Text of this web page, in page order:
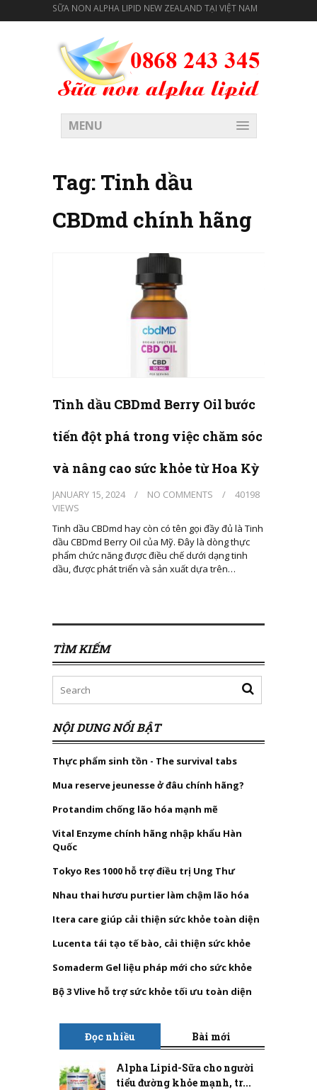
SỮA NON ALPHA LIPID NEW ZEALAND TẠI VIỆT NAM
MENU
Tag: Tinh dầu
CBDmd chính hãng
Tinh dầu CBDmd Berry Oil bước
tiến đột phá trong việc chăm sóc
và nâng cao sức khỏe từ Hoa Kỳ
JANUARY 15, 2024 / NO COMMENTS /
40198
VIEWS
Tinh dầu CBDmd hay còn có tên gọi đầy đủ là Tinh
dầu CBDmd Berry Oil của Mỹ. Đây là dòng thực
phẩm chức năng được điều chế dưới dạng tinh
dầu, được phát triển và sản xuất dựa trên…
TÌM KIẾM
NỘI DUNG NỔI BẬT
Thực phẩm sinh tồn - The survival tabs
Mua reserve jeunesse ở đâu chính hãng?
Protandim chống lão hóa mạnh mẽ
Vital Enzyme chính hãng nhập khẩu Hàn
Quốc
Tokyo Res 1000 hỗ trợ điều trị Ung Thư
Nhau thai hươu purtier làm chậm lão hóa
Itera care giúp cải thiện sức khỏe toàn diện
Lucenta tái tạo tế bào, cải thiện sức khỏe
Somaderm Gel liệu pháp mới cho sức khỏe
Bộ 3 Vlive hỗ trợ sức khỏe tối ưu toàn diện
Đọc nhiều Bài mới
Alpha Lipid-Sữa cho người
tiểu đường khỏe mạnh, tr...